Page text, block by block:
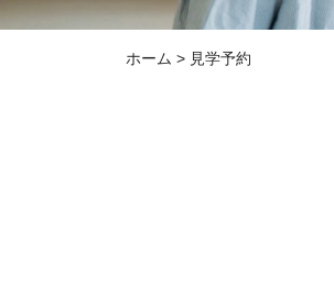
ホーム > 見学予約